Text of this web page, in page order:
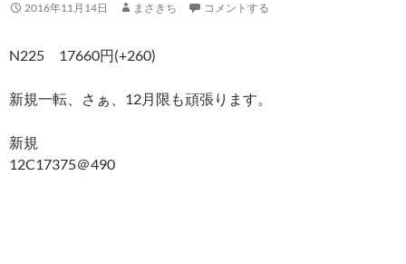
2016年11月14日 まさきち コメントする
N225 17660円(+260)
新規一転、さぁ、12月限も頑張ります。
新規
12C17375＠490